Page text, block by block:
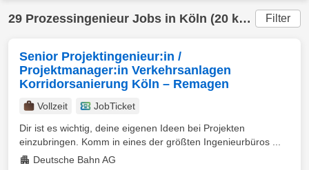
29 Prozessingenieur Jobs in Köln (20 km) gefunden Filter
Senior Projektingenieur:in /
Projektmanager:in Verkehrsanlagen
Korridorsanierung Köln – Remagen
Vollzeit
JobTicket
Dir ist es wichtig, deine eigenen Ideen bei Projekten
einzubringen. Komm in eines der größten Ingenieurbüros ...
Deutsche Bahn AG